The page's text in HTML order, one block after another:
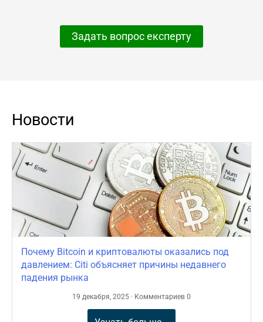
Задать вопрос експерту
Новости
Почему Bitcoin и криптовалюты оказались под
давлением: Citi объясняет причины недавнего
падения рынка
19 декабря, 2025 · Комментариев 0